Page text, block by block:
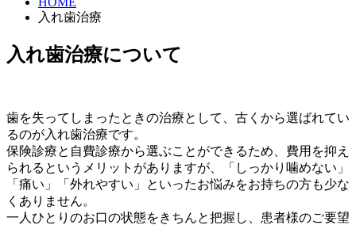
入れ歯治療
入れ歯治療について
歯を失ってしまったときの治療として、古くから選ばれてい
るのが入れ歯治療です。
保険診療と自費診療から選ぶことができるため、費用を抑え
られるというメリットがありますが、「しっかり噛めない」
「痛い」「外れやすい」といったお悩みをお持ちの方も少な
くありません。
一人ひとりのお口の状態をきちんと把握し、患者様のご要望